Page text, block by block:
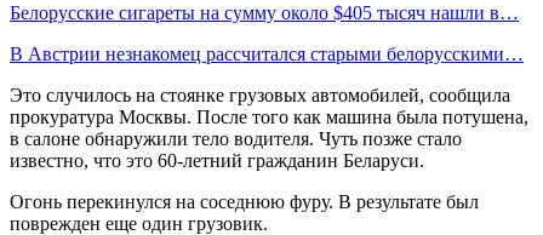
Белорусские сигареты на сумму около $405 тысяч нашли в…
В Австрии незнакомец рассчитался старыми белорусскими…
Это случилось на стоянке грузовых автомобилей, сообщила
прокуратура Москвы. После того как машина была потушена,
в салоне обнаружили тело водителя. Чуть позже стало
известно, что это 60-летний гражданин Беларуси.
Огонь перекинулся на соседнюю фуру. В результате был
поврежден еще один грузовик.